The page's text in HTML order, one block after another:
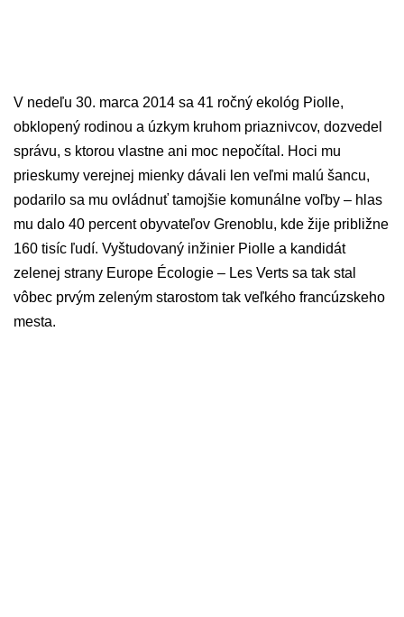
V nedeľu 30. marca 2014 sa 41 ročný ekológ Piolle,
obklopený rodinou a úzkym kruhom priaznivcov, dozvedel
správu, s ktorou vlastne ani moc nepočítal. Hoci mu
prieskumy verejnej mienky dávali len veľmi malú šancu,
podarilo sa mu ovládnuť tamojšie komunálne voľby – hlas
mu dalo 40 percent obyvateľov Grenoblu, kde žije približne
160 tisíc ľudí. Vyštudovaný inžinier Piolle a kandidát
zelenej strany Europe Écologie – Les Verts sa tak stal
vôbec prvým zeleným starostom tak veľkého francúzskeho
mesta.